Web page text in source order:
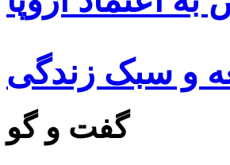
و سبک زندگی
گفت و گو